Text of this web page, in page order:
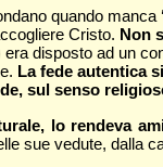
quando
Cristo. Non
disposto ad un
La fede autentica
sul senso
lo rendeva
sue vedute,